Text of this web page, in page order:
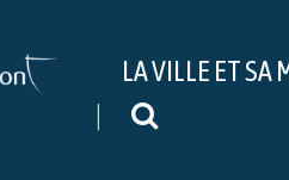
LA VILLE ET SA